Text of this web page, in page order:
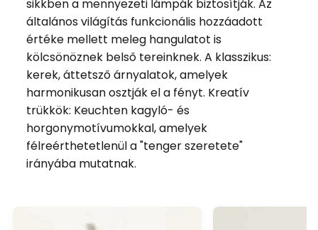
sikkben a mennyezeti lámpák biztosítják. Az
általános világítás funkcionális hozzáadott
értéke mellett meleg hangulatot is
kölcsönöznek belső tereinknek. A klasszikus:
kerek, áttetsző árnyalatok, amelyek
harmonikusan osztják el a fényt. Kreatív
trükkök: Keuchten kagyló- és
horgonymotívumokkal, amelyek
félreérthetetlenül a "tenger szeretete"
irányába mutatnak.